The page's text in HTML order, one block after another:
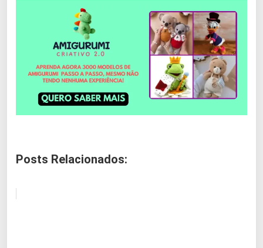
Posts Relacionados: